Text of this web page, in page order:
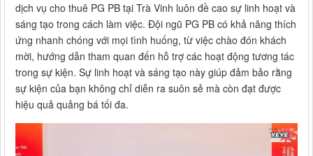
dịch vụ cho thuê PG PB tại Trà Vinh luôn đề cao sự linh hoạt và
sáng tạo trong cách làm việc. Đội ngũ PG PB có khả năng thích
ứng nhanh chóng với mọi tình huống, từ việc chào đón khách
mời, hướng dẫn tham quan đến hỗ trợ các hoạt động tương tác
trong sự kiện. Sự linh hoạt và sáng tạo này giúp đảm bảo rằng
sự kiện của bạn không chỉ diễn ra suôn sẻ mà còn đạt được
hiệu quả quảng bá tối đa.